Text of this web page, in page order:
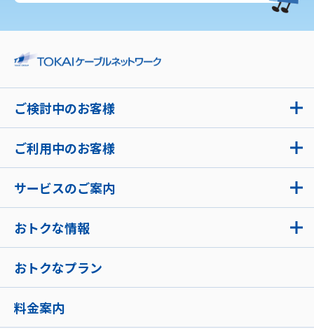
ご検討中のお客様
ご利用中のお客様
サービスのご案内
おトクな情報
おトクなプラン
料金案内